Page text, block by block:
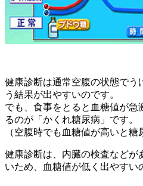
健康診断は通常空腹の状態でう
う結果が出やすいのです。
でも、食事をとると血糖値が急
るのが「かくれ糖尿病」です。
（空腹時でも血糖値が高いと糖
健康診断は、内臓の検査などが
いため、血糖値が低く出やすい